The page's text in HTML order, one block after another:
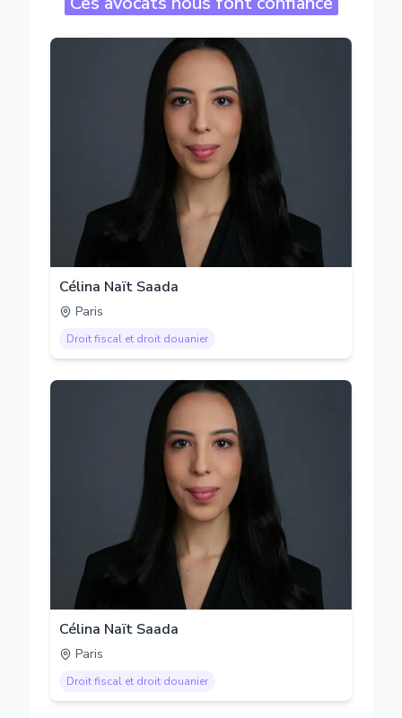
Célina Naït Saada
Paris
Droit fiscal et droit douanier
Célina Naït Saada
Paris
Droit fiscal et droit douanier